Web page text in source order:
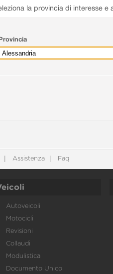
la provincia di interesse e
Assistenza Faq
Autoveicoli
Motocicli
Revisioni
Collaudi
Modulistica
Documento Unico